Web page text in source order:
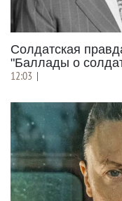
Солдатская
"Баллады о
12:03 |